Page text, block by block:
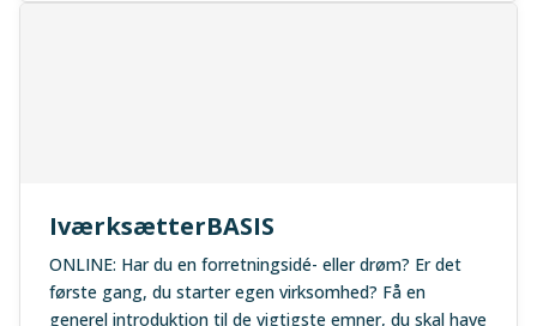
IværksætterBASIS
ONLINE: Har du en forretningsidé- eller drøm? Er det
første gang, du starter egen virksomhed? Få en
generel introduktion til de vigtigste emner, du skal have